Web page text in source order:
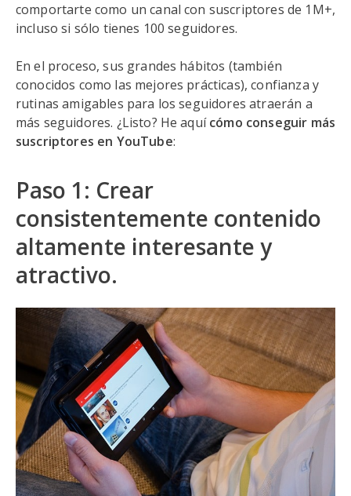
comportarte como un canal con suscriptores de 1M+,
incluso si sólo tienes 100 seguidores.
En el proceso, sus grandes hábitos (también
conocidos como las mejores prácticas), confianza y
rutinas amigables para los seguidores atraerán a
más seguidores. ¿Listo? He aquícómo conseguir más
suscriptores en YouTube:
Paso 1: Crear
consistentemente contenido
altamente interesante y
atractivo.